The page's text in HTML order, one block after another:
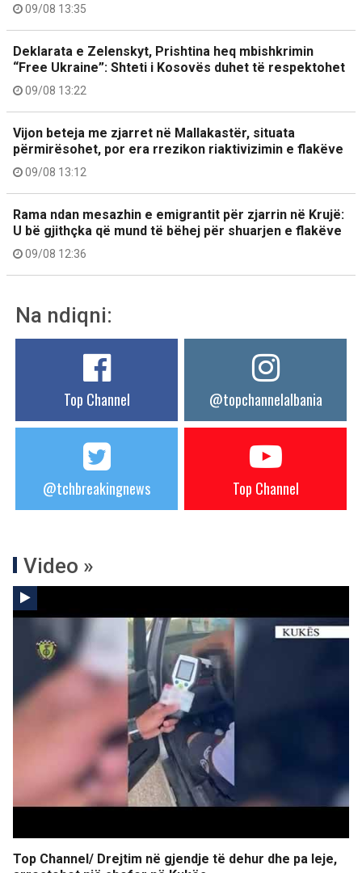
09/08 13:35
Deklarata e Zelenskyt, Prishtina heq mbishkrimin
“Free Ukraine”: Shteti i Kosovës duhet të respektohet
09/08 13:22
Vijon beteja me zjarret në Mallakastër, situata
përmirësohet, por era rrezikon riaktivizimin e flakëve
09/08 13:12
Rama ndan mesazhin e emigrantit për zjarrin në Krujë:
U bë gjithçka që mund të bëhej për shuarjen e flakëve
09/08 12:36
Na ndiqni:
Top Channel @topchannelalbania
@tchbreakingnews Top Channel
Video »
Top Channel/ Drejtim në gjendje të dehur dhe pa leje,